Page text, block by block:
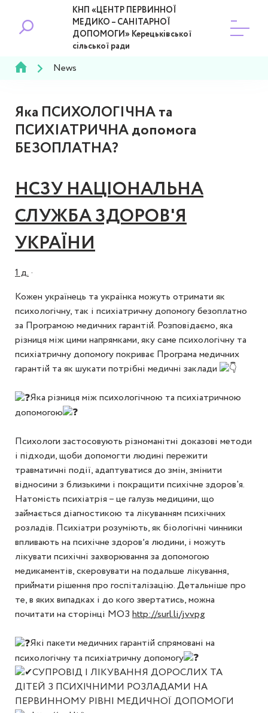
КНП «ЦЕНТР ПЕРВИННОЇ
МЕДИКО – САНІТАРНОЇ
ДОПОМОГИ» Керецьківської
сільської ради
News
Яка ПСИХОЛОГІЧНА та
ПСИХІАТРИЧНА допомога
БЕЗОПЛАТНА?
НСЗУ НАЦІОНАЛЬНА
СЛУЖБА ЗДОРОВ'Я
УКРАЇНИ
1 д.·
Кожен українець та українка можуть отримати як
психологічну, так і психіатричну допомогу безоплатно
за Програмою медичних гарантій. Розповідаємо, яка
різниця між цими напрямками, яку саме психологічну та
психіатричну допомогу покриває Програма медичних
гарантій та як шукати потрібні медичні заклади
Яка різниця між психологічною та психіатричною
допомогою
Психологи застосовують різноманітні доказові методи
і підходи, щоби допомогти людині пережити
травматичні події, адаптуватися до змін, змінити
відносини з близькими і покращити психічне здоров'я.
Натомість психіатрія – це галузь медицини, що
займається діагностикою та лікуванням психічних
розладів. Психіатри розуміють, як біологічні чинники
впливають на психічне здоровʼя людини, і можуть
лікувати психічні захворювання за допомогою
медикаментів, скеровувати на подальше лікування,
приймати рішення про госпіталізацію. Детальніше про
те, в яких випадках і до кого звертатись, можна
почитати на сторінці МОЗ http://surl.li/jvvpg
Які пакети медичних гарантій спрямовані на
психологічну та психіатричну допомогу
СУПРОВІД І ЛІКУВАННЯ ДОРОСЛИХ ТА
ДІТЕЙ З ПСИХІЧНИМИ РОЗЛАДАМИ НА
ПЕРВИННОМУ РІВНІ МЕДИЧНОЇ ДОПОМОГИ